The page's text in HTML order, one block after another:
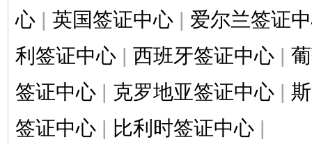
心 | 英国签证中心 | 爱尔兰签证
利签证中心 | 西班牙签证中心 |
签证中心 | 克罗地亚签证中心 |
签证中心 | 比利时签证中心 |